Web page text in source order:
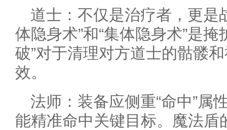
道士：不仅是治疗者，更是
体隐身术”和“集体隐身术”是
破”对于清理对方道士的骷髅
效。
法师：装备应侧重“命中”属
能精准命中关键目标。魔法盾